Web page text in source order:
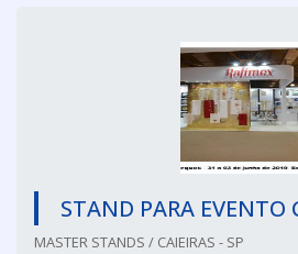
STAND PARA EVENTO
MASTER STANDS / CAIEIRAS - SP